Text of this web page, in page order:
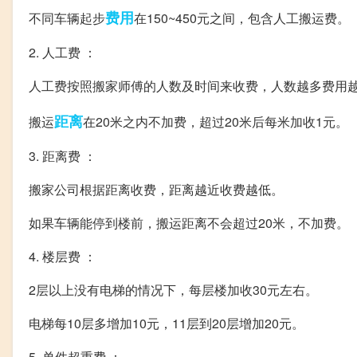
不同车辆起步费用在150~450元之间，包含人工搬运费。
2. 人工费 ：
人工费按照搬家师傅的人数及时间来收费，人数越多费用
搬运距离在20米之内不加费，超过20米后每米加收1元。
3. 距离费 ：
搬家公司根据距离收费，距离越近收费越低。
如果车辆能停到楼前，搬运距离不会超过20米，不加费。
4. 楼层费 ：
2层以上没有电梯的情况下，每层楼加收30元左右。
电梯每10层多增加10元，11层到20层增加20元。